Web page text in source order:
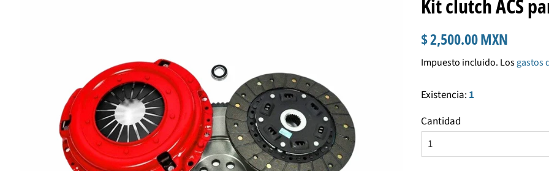
Kit clutch ACS
Precio
$ 2,500.00 MXN
venta
Impuesto incluido. Losgastos
Existencia: 1
Cantidad